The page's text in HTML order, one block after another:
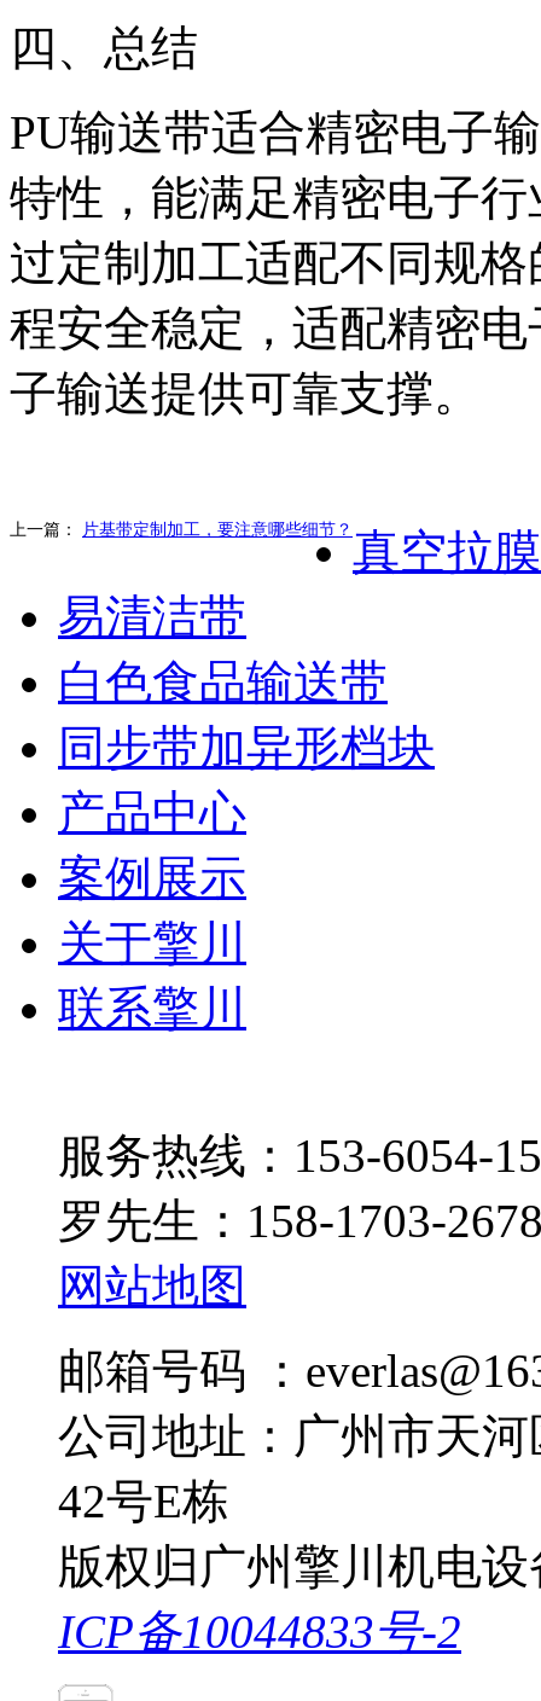
四、总结
PU输送带适合精密电子
特性，能满足精密电子
过定制加工适配不同规
程安全稳定，适配精密
子输送提供可靠支撑。
上一篇： 片基带定制加工，要注意哪些细节？ 真空拉
易清洁带
白色食品输送带
同步带加异形档块
产品中心
案例展示
关于擎川
联系擎川
服务热线：153-6054-
罗先生：158-1703-
网站地图
邮箱号码 ：
公司地址：广州市天
42号E栋
版权归广州擎川机电
ICP备10044833号-2